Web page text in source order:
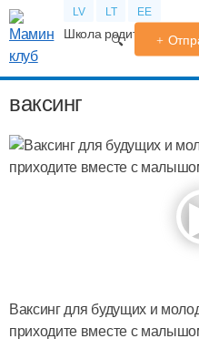
LV LT EE
Школа родителей
ваксинг
Ваксинг для будущих и
приходите вместе с